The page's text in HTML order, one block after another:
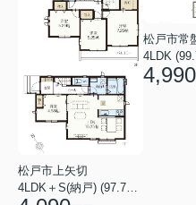
松戸市上矢切
松戸市常
4LDK
4,990